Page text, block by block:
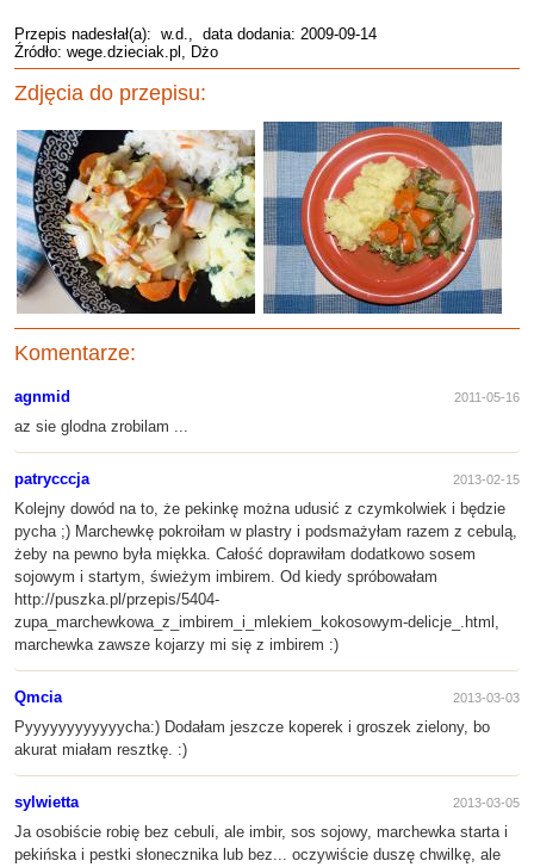
Przepis nadesłał(a): w.d., data dodania: 2009-09-14
Źródło: wege.dzieciak.pl, Dżo
Zdjęcia do przepisu:
Komentarze:
agnmid 2011-05-16
az sie glodna zrobilam ...
patrycccja 2013-02-15
Kolejny dowód na to, że pekinkę można udusić z czymkolwiek i będzie
pycha ;) Marchewkę pokroiłam w plastry i podsmażyłam razem z cebulą,
żeby na pewno była miękka. Całość doprawiłam dodatkowo sosem
sojowym i startym, świeżym imbirem. Od kiedy spróbowałam
http://puszka.pl/przepis/5404-
zupa_marchewkowa_z_imbirem_i_mlekiem_kokosowym-delicje_.html,
marchewka zawsze kojarzy mi się z imbirem :)
Qmcia 2013-03-03
Pyyyyyyyyyyyycha:) Dodałam jeszcze koperek i groszek zielony, bo
akurat miałam resztkę. :)
sylwietta 2013-03-05
Ja osobiście robię bez cebuli, ale imbir, sos sojowy, marchewka starta i
pekińska i pestki słonecznika lub bez... oczywiście duszę chwilkę, ale